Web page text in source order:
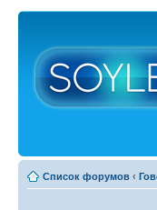
Список форумов ‹